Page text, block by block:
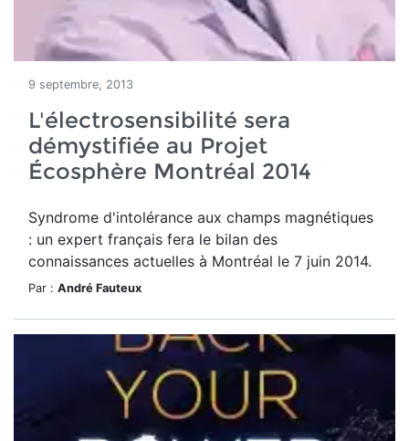
9 septembre, 2013
L'électrosensibilité sera
démystifiée au Projet
Écosphère Montréal 2014
Syndrome d'intolérance aux champs magnétiques
: un expert français fera le bilan des
connaissances actuelles à Montréal le 7 juin 2014.
Par : André Fauteux